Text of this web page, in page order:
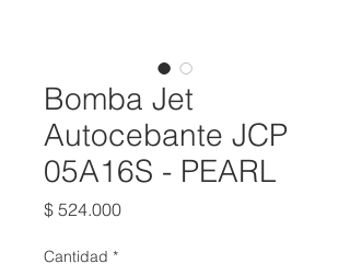
Bomba Jet
Autocebante JCP
05A16S - PEARL
$ 524.000Precio
Cantidad *